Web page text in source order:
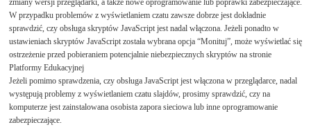
W przypadku problemów z wyświetlaniem czatu zawsze dobrze jest dokładnie
sprawdzić, czy obsługa skryptów JavaScript jest nadal włączona. Jeżeli ponadto w
ustawieniach skryptów JavaScript została wybrana opcja “Monituj”, może wyświetlać się
ostrzeżenie przed pobieraniem potencjalnie niebezpiecznych skryptów na stronie
Platformy Edukacyjnej
Jeżeli pomimo sprawdzenia, czy obsługa JavaScript jest włączona w przeglądarce, nadal
występują problemy z wyświetlaniem czatu slajdów, prosimy sprawdzić, czy na
komputerze jest zainstalowana osobista zapora sieciowa lub inne oprogramowanie
zabezpieczające.